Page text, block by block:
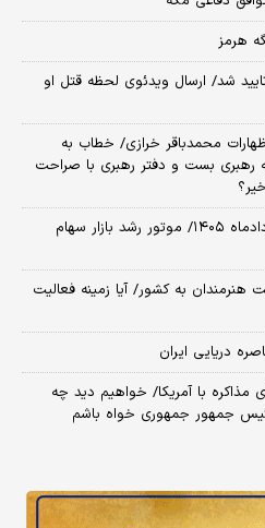
هرمز
شد/ ارسال ویدئوی لحظه قتل او
محمدباقر خرازی/ خطاب به
بست و دفتر رهبری با صراحت
پیش بینی بورس فردا شنبه ۱۷ مردادماه ۱۴۰۵/ موتور رشد بازار سهام
هنرمندان به کشور/ آیا زمینه فعالیت
دریایی ایران
مذاکره با آمریکا/ خواهیم دید چه
جمهور جمهوری خواه باشم